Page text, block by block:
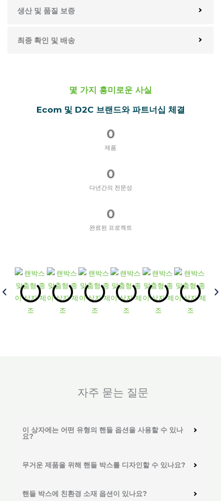
생산 및 품질 보증
최종 확인 및 배송
몇 가지 흥미로운 사실
Ecom 및 D2C 브랜드와 파트너십 체결
제품
0
다년간의 전문성
0
완료된 프로젝트
0
자주 묻는 질문
이 상자에는 어떤 유형의 핸들 옵션을 사용할 수 있나
요?
무거운 제품을 위해 핸들 박스를 디자인할 수 있나요?
핸들 박스에 친환경 소재 옵션이 있나요?